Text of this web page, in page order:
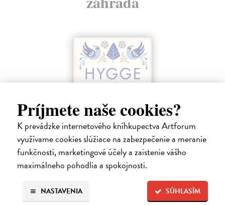
Príjmete naše cookies?
K prevádzke internetového kníhkupectva Artforum
využívame cookies slúžiace na zabezpečenie a meranie
funkčnosti, marketingové účely a zaistenie vášho
maximálneho pohodlia a spokojnosti.
SÚHLASÍM
NASTAVENIA
Hygge
Wiking Meik| Kniha
Pocit spokojenosti spočívá v být, nikoli mít. Tato kniha vám nabídne
rady a tipy, jak know-how nejšťastnějšího národa na světě můžete
využít ve svém životě i vy.